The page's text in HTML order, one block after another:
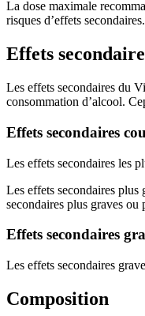
La dose maximale
risques d’effets secondaires.
Effets
Les effets secondaires du
consommation d’alcool.
Effets secondaires
Les effets secondaires les
Les effets secondaires
secondaires plus graves ou
Effets secondaires
Les effets secondaires
Composition